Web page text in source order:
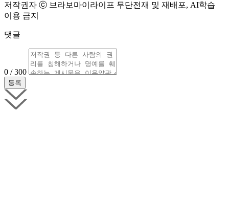
저작권자 ⓒ 브라보마이라이프 무단전재 및 재배포, AI학습
이용 금지
댓글
0 / 300